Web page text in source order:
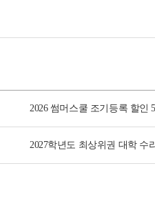
2026 썸머스쿨 조기등록 할인
2027학년도 최상위권 대학 수